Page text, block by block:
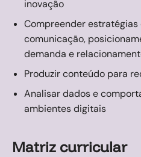
inovação
Compreender
comunicação,
demanda e
Produzir conteúdo para
Analisar dados e
ambientes digitais
Matriz curricular